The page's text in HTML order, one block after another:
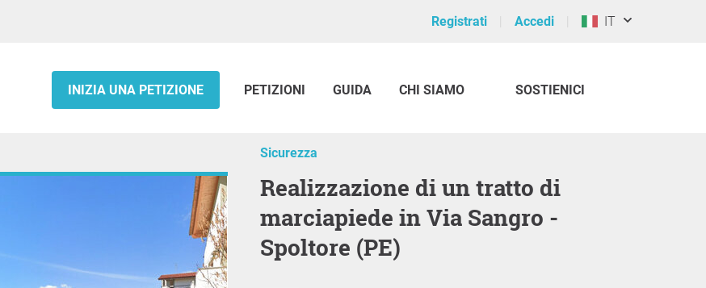
Registrati Accedi IT
INIZIA UNA PETIZIONE PETIZIONI GUIDA CHI SIAMO SOSTIENICI
Sicurezza
Realizzazione di un tratto di
marciapiede in Via Sangro -
Spoltore (PE)